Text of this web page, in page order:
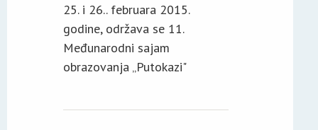
25. i 26.. februara 2015.
godine, održava se 11.
Međunarodni sajam
obrazovanja „Putokazi"